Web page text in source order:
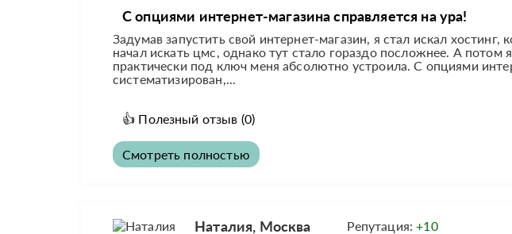
С опциями интернет-магазина справляется на ура!
Задумав запустить свой интернет-магазин, я стал искал
начал искать цмс, однако тут стало гораздо посложнее. А потом
практически под ключ меня абсолютно устроила. С опциями
систематизирован,...
👍 Полезный отзыв (0)
Смотреть полностью
Наталия, Москва Репутация:+10